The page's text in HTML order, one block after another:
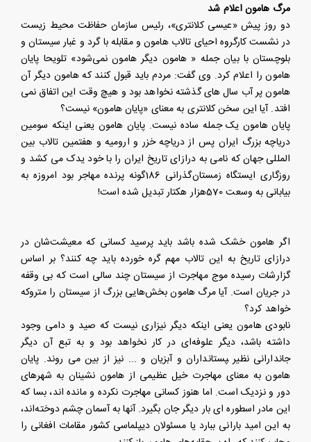
مرگ هامون اعلام شد
دو روز پیش «عیسی کلانتری»، رئیس سازمان حفاظت محیط زیست
در نشست کارگروه احیای تالاب هامون و مقابله با گرد و غبار سیستان و
بلوچستان با بیان جمله « هامون دیگر هامون نمی‌شود» تلویحا پایان
هامون را اعلام کرد. وی گفت: مردم باید قبول کنند که هامون دیگر آن
هامون پر آب سال های گذشته نخواهد بود و هیچ وقت این اتفاق نمی
افتد. آیا این سخن کلانتری به معنای «پایان هامون» نیست؟
پایان هامون یک جمله ساده نیست. پایان هامون یعنی اینکه سومین
دریاچه بزرگ ایران پس از دریاچه خزر و ارومیه و هفتمین تالاب بین
المللی جهان که نامی به درازای تاریخ ایران را با خود یدک می کشد و
روزگاری ایستگاه زمستان‌گذرانی 186گونه پرنده مهاجر بود امروزه به
بیابانی به وسعت 570هزار هکتار تبدیل شده است!
اگر هامون خشک شده باشد باید پرسید کسانی که معیشت‌شان در
درازای تاریخ به این تالاب مهم گره خورده باید چه کنند؟ بر اساس
گزارشات رسیده موج مهاجرت از سیستان چند سالی است که بی وقفه
در جریان است. آیا مرگ هامون بخش‌هایی بزرگ از سیستان را متروکه
خواهد کرد؟
نابودی هامون یعنی اینکه دیگر نیزاری نیست که صید و دامی وجود
داشته باشد، دیگر علوفه‌ای در کار نخواهد بود و به تبع آن دیگر
جاندارانی نظیر ‍پستانداران و آبزیان و ... نیز از بین می روند. پایان
هامون به معنای مهاجرت خیل عظیمی از هامون نشینان به شهرهای
دور و نزدیک است. اما هنوز کسانی مهاجرت نکرده و مانده اند، بسا که
این مادر اسطوره ای بار دیگر جان بگیرد. آنها به آسمان چشم دوخته‌اند،
به این امید بارانی ببارد یا مسئولان دیپلماسی کشور مقامات افغانی را